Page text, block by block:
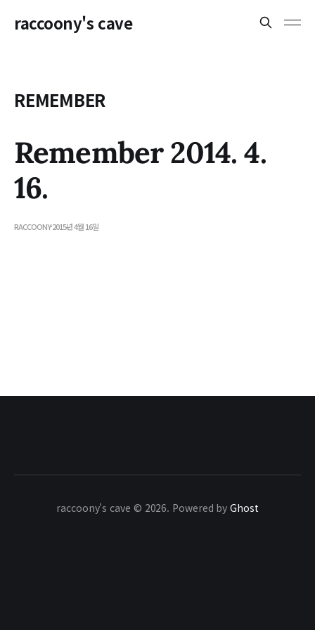
raccoony's cave
REMEMBER
Remember 2014. 4.
16.
RACCOONY2015년 4월 16일
raccoony's cave © 2026. Powered byGhost